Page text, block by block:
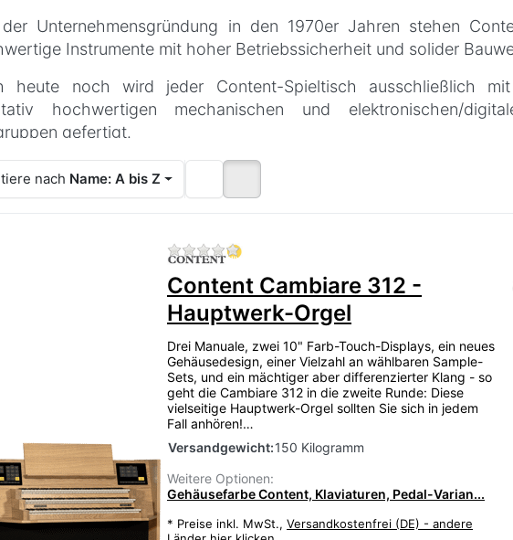
Unternehmensgründung in den 1970er Jahren stehen
Instrumente mit hoher Betriebssicherheit und solider
heute noch wird jeder Content-Spieltisch ausschließlich
hochwertigen mechanischen und elektronischen/
gefertigt.
aktuellen Modellserien glänzen darüber hinaus mit der innovativen
zahlreichen sinnvollen Ausstattungsdetails - wie z.B.
Hinzu kommt eine mindestens 6-kanalige
Modell an, und eine wahrhaft perfekte dimensionale
Serie – mit nach vorn, nach hinten, nach beiden Seiten,
integrierte, direkt auf den/die OrganistInnen gerichtete
steht darüber hinaus für einen beeindruckenden
neu implementierter, sehr authentischer Registersamples
die bis in die feinsten Details der
nach Name: A bis Z
Zu diesem Produkt liegen noch keine
Content Cambiare 312 -
Hauptwerk-Orgel
Drei Manuale, zwei 10" Farb-Touch-Displays, ein neues
Gehäusedesign, einer Vielzahl an wählbaren Sample-
Sets, und ein mächtiger aber differenzierter Klang - so
geht die Cambiare 312 in die zweite Runde: Diese
vielseitige Hauptwerk-Orgel sollten Sie sich in jedem
Fall anhören!…
Versandgewicht:150 Kilogramm
Weitere Optionen:
Gehäusefarbe Content, Klaviaturen, Pedal-Varian...
* Preise inkl. MwSt., Versandkostenfrei (DE) - andere